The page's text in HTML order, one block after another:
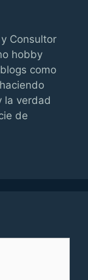
Consultor
hobby
como
la verdad
de